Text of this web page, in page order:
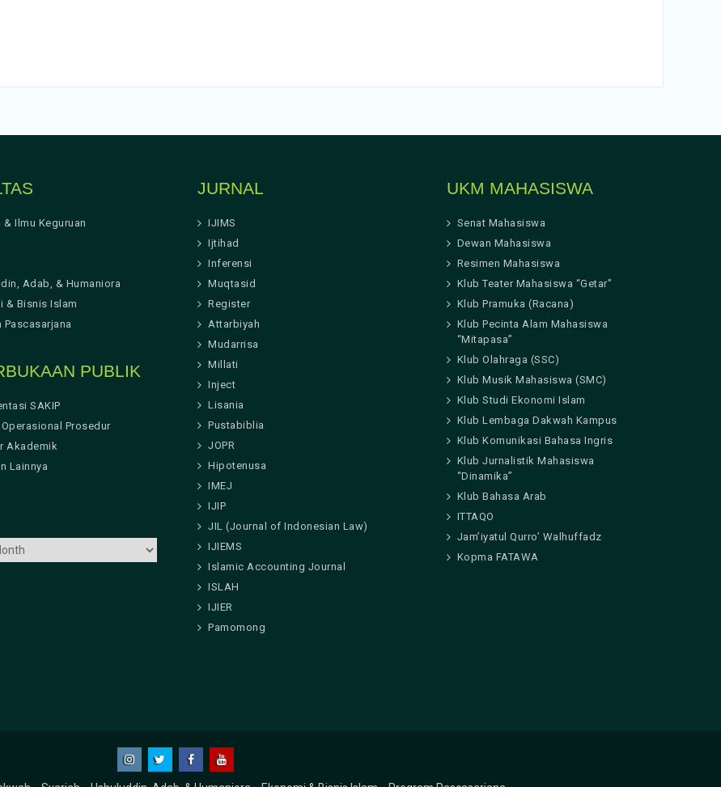
& Ilmu Keguruan
Adab, & Humaniora
& Bisnis Islam
Pascasarjana
PUBLIK
SAKIP
Prosedur
Akademik
Lainnya
JURNAL
IJIMS
Ijtihad
Inferensi
Muqtasid
Register
Attarbiyah
Mudarrisa
Millati
Inject
Lisania
Pustabiblia
JOPR
Hipotenusa
IMEJ
IJIP
JIL (Journal of Indonesian Law)
IJIEMS
Islamic Accounting Journal
ISLAH
IJIER
Pamomong
UKM MAHASISWA
Senat Mahasiswa
Dewan Mahasiswa
Resimen Mahasiswa
Klub Teater Mahasiswa “Getar”
Klub Pramuka (Racana)
Klub Pecinta Alam Mahasiswa
“Mitapasa”
Klub Olahraga (SSC)
Klub Musik Mahasiswa (SMC)
Klub Studi Ekonomi Islam
Klub Lembaga Dakwah Kampus
Klub Komunikasi Bahasa Ingris
Klub Jurnalistik Mahasiswa
“Dinamika”
Klub Bahasa Arab
ITTAQO
Jam’iyatul Qurro’ Walhuffadz
Kopma FATAWA